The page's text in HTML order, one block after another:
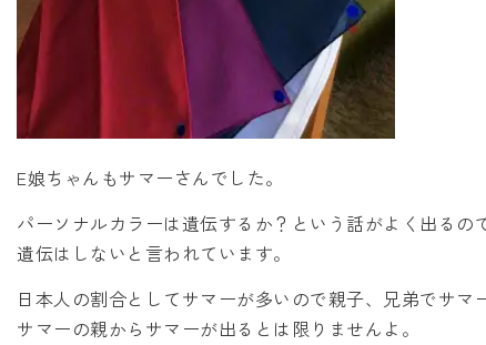
E娘ちゃんもサマーさんでした。
パーソナルカラーは遺伝するか？という話がよく出るの
遺伝はしないと言われています。
日本人の割合としてサマーが多いので親子、兄弟でサマ
サマーの親からサマーが出るとは限りませんよ。